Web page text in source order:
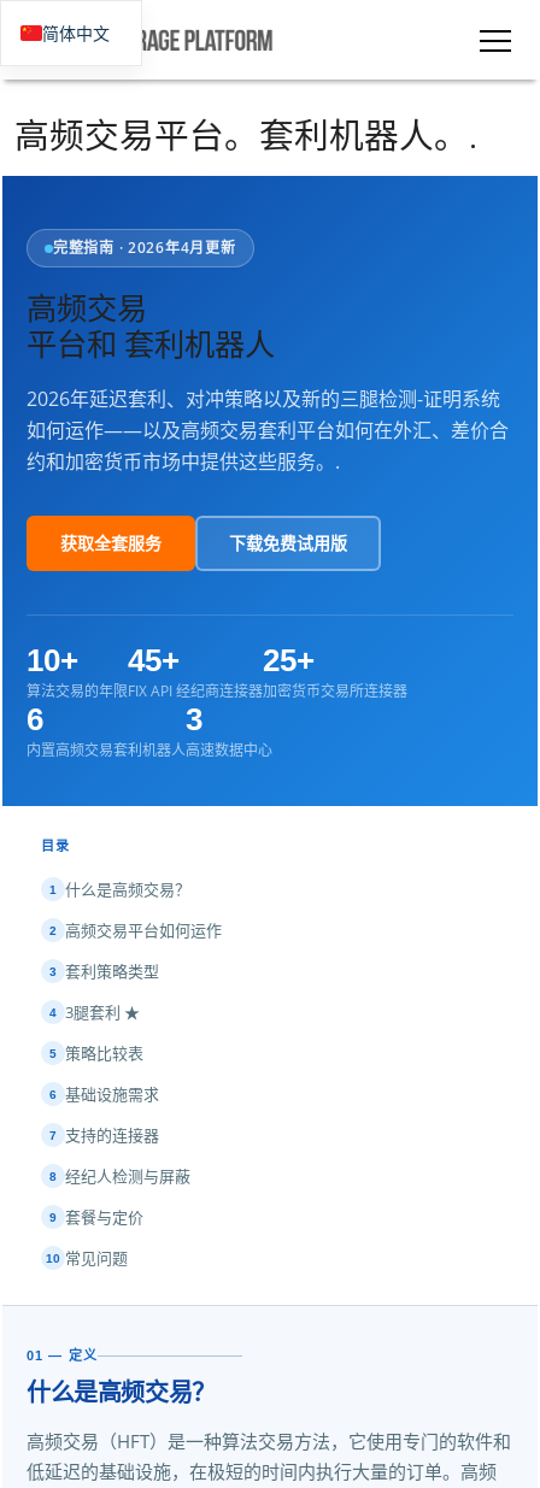
高频交易平台。套利机器人。.
完整指南 · 2026年4月更新
高频交易
平台和 套利机器人
2026年延迟套利、对冲策略以及新的三腿检测-证明系统
如何运作——以及高频交易套利平台如何在外汇、差价合
约和加密货币市场中提供这些服务。.
获取全套服务 下载免费试用版
10+
算法交易的年限
45+
FIX API 经纪商连接器
25+
加密货币交易所连接器
6
内置高频交易套利机器人
3
高速数据中心
目录
1 什么是高频交易？
2 高频交易平台如何运作
3 套利策略类型
4 3腿套利 ★
5 策略比较表
6 基础设施需求
7 支持的连接器
8 经纪人检测与屏蔽
9 套餐与定价
10 常见问题
01 — 定义
什么是高频交易？
高频交易（HFT）是一种算法交易方法，它使用专门的软件和
低延迟的基础设施，在极短的时间内执行大量的订单。高频
简体中文